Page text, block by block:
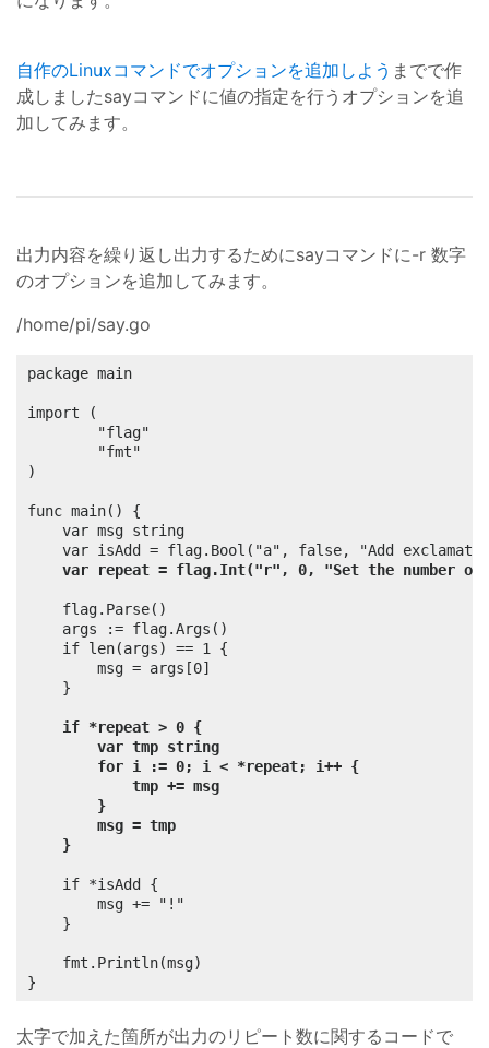
自作のLinuxコマンドでオプションを追加しよう までで作
成しましたsayコマンドに値の指定を行うオプションを追
加してみます。
出力内容を繰り返し出力するためにsayコマンドに-r 数字
のオプションを追加してみます。
/home/pi/say.go
package main
import (
        "flag"
        "fmt"
)
func main() {
var repeat = flag.Int("r", 0, "Set the number
if *repeat > 0 {
var tmp string
for i := 0; i < *repeat; i++ {
tmp += msg
}
msg = tmp
}
}
太字で加えた箇所が出力のリピート数に関するコードで